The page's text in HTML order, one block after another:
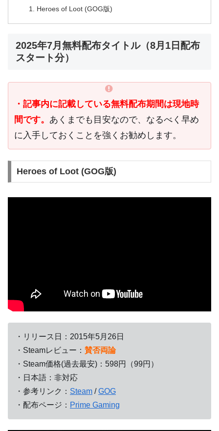
Heroes of Loot (GOG版)
2025年7月無料配布タイトル（8月1日配布
スタート分）
・記事内に記載している無料配布期間は現地時
間です。 あくまでも目安なので、なるべく早め
に入手しておくことを強くお勧めします。
Heroes of Loot (GOG版)
・リリース日：2015年5月26日
・Steamレビュー： 賛否両論
・Steam価格(過去最安)：598円（99円）
・日本語：非対応
・参考リンク： Steam /GOG
・配布ページ： Prime Gaming